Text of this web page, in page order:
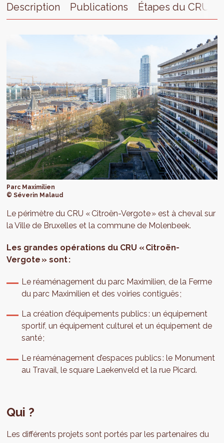
Description Publications Étapes du CRU
Parc Maximilien
© Séverin Malaud
Le périmètre du CRU « Citroën-Vergote » est à cheval sur
la Ville de Bruxelles et la commune de Molenbeek.
Les grandes opérations du CRU « Citroën-
Vergote » sont :
Le réaménagement du parc Maximilien, de la Ferme
du parc Maximilien et des voiries contiguës ;
La création d’équipements publics : un équipement
sportif, un équipement culturel et un équipement de
santé ;
Le réaménagement d’espaces publics : le Monument
au Travail, le square Laekenveld et la rue Picard.
Qui ?
Les différents projets sont portés par les partenaires du